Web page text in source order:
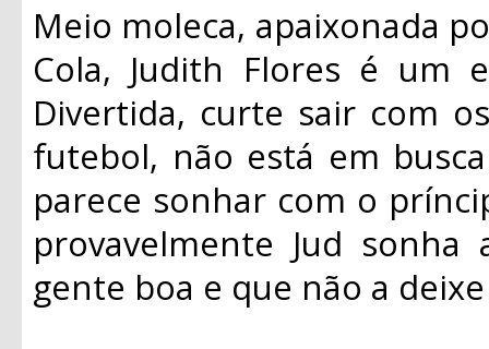
Meio moleca, apaixonada
Cola, Judith Flores é um
Divertida, curte sair com
futebol, não está em
parece sonhar com o
provavelmente Jud
gente boa e que não a